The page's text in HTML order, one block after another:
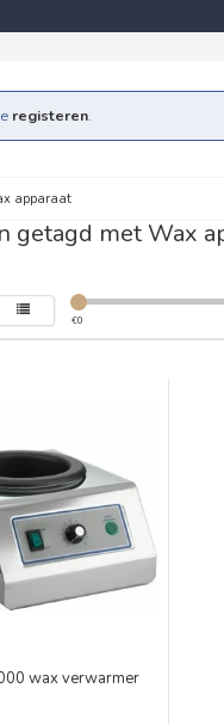
registeren.
apparaat
getagd met Wax
€0
wax verwarmer